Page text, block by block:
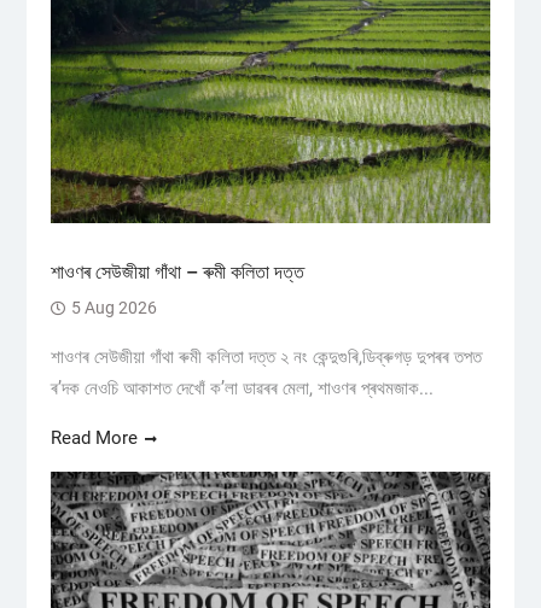
শাওণৰ সেউজীয়া গাঁথা – ৰুমী কলিতা দত্ত
5 Aug 2026
শাওণৰ সেউজীয়া গাঁথা ৰুমী কলিতা দত্ত ২ নং কেন্দুগুৰি,ডিব্ৰুগড় ​দুপৰৰ তপত
ৰ’দক নেওচি আকাশত দেখোঁ ক’লা ডাৱৰৰ মেলা, শাওণৰ প্ৰথমজাক...
Read More